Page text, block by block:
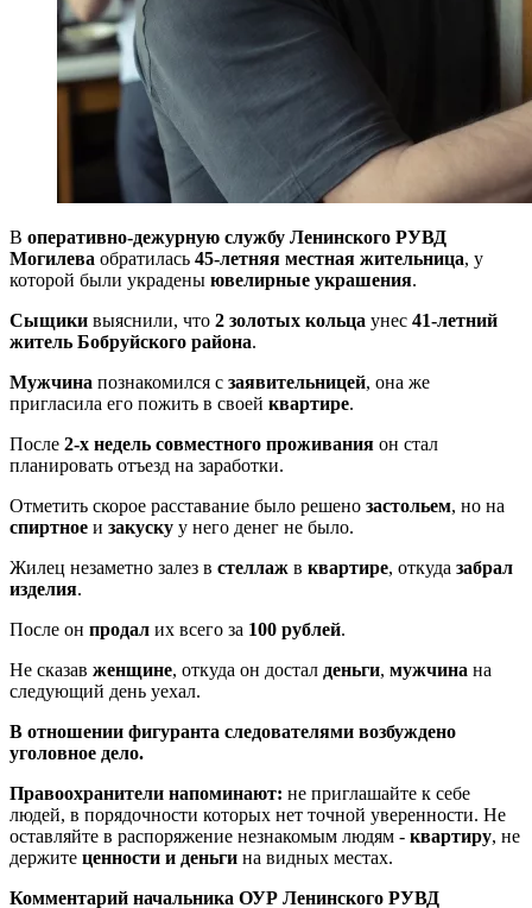
В оперативно-дежурную службу Ленинского РУВД
Могилева обратилась 45-летняя местная жительница, у
которой были украдены ювелирные украшения.
Сыщики выяснили, что 2 золотых кольца унес 41-летний
житель Бобруйского района.
Мужчина познакомился с заявительницей, она же
пригласила его пожить в своей квартире.
После 2-х недель совместного проживания он стал
планировать отъезд на заработки.
Отметить скорое расставание было решено застольем, но на
спиртное и закуску у него денег не было.
Жилец незаметно залез в стеллаж в квартире, откуда забрал
изделия.
После он продал их всего за 100 рублей.
Не сказав женщине, откуда он достал деньги, мужчина на
следующий день уехал.
В отношении фигуранта следователями возбуждено
уголовное дело.
Правоохранители напоминают: не приглашайте к себе
людей, в порядочности которых нет точной уверенности. Не
оставляйте в распоряжение незнакомым людям - квартиру, не
держите ценности и деньги на видных местах.
Комментарий начальника ОУР Ленинского РУВД